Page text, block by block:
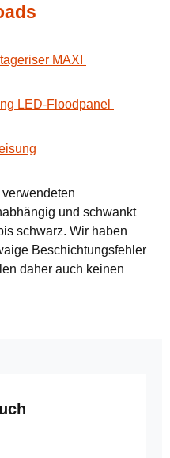
MAXI
LED-Floodpanel
und schwankt
schwarz. Wir haben
Beschichtungsfehler
daher auch keinen